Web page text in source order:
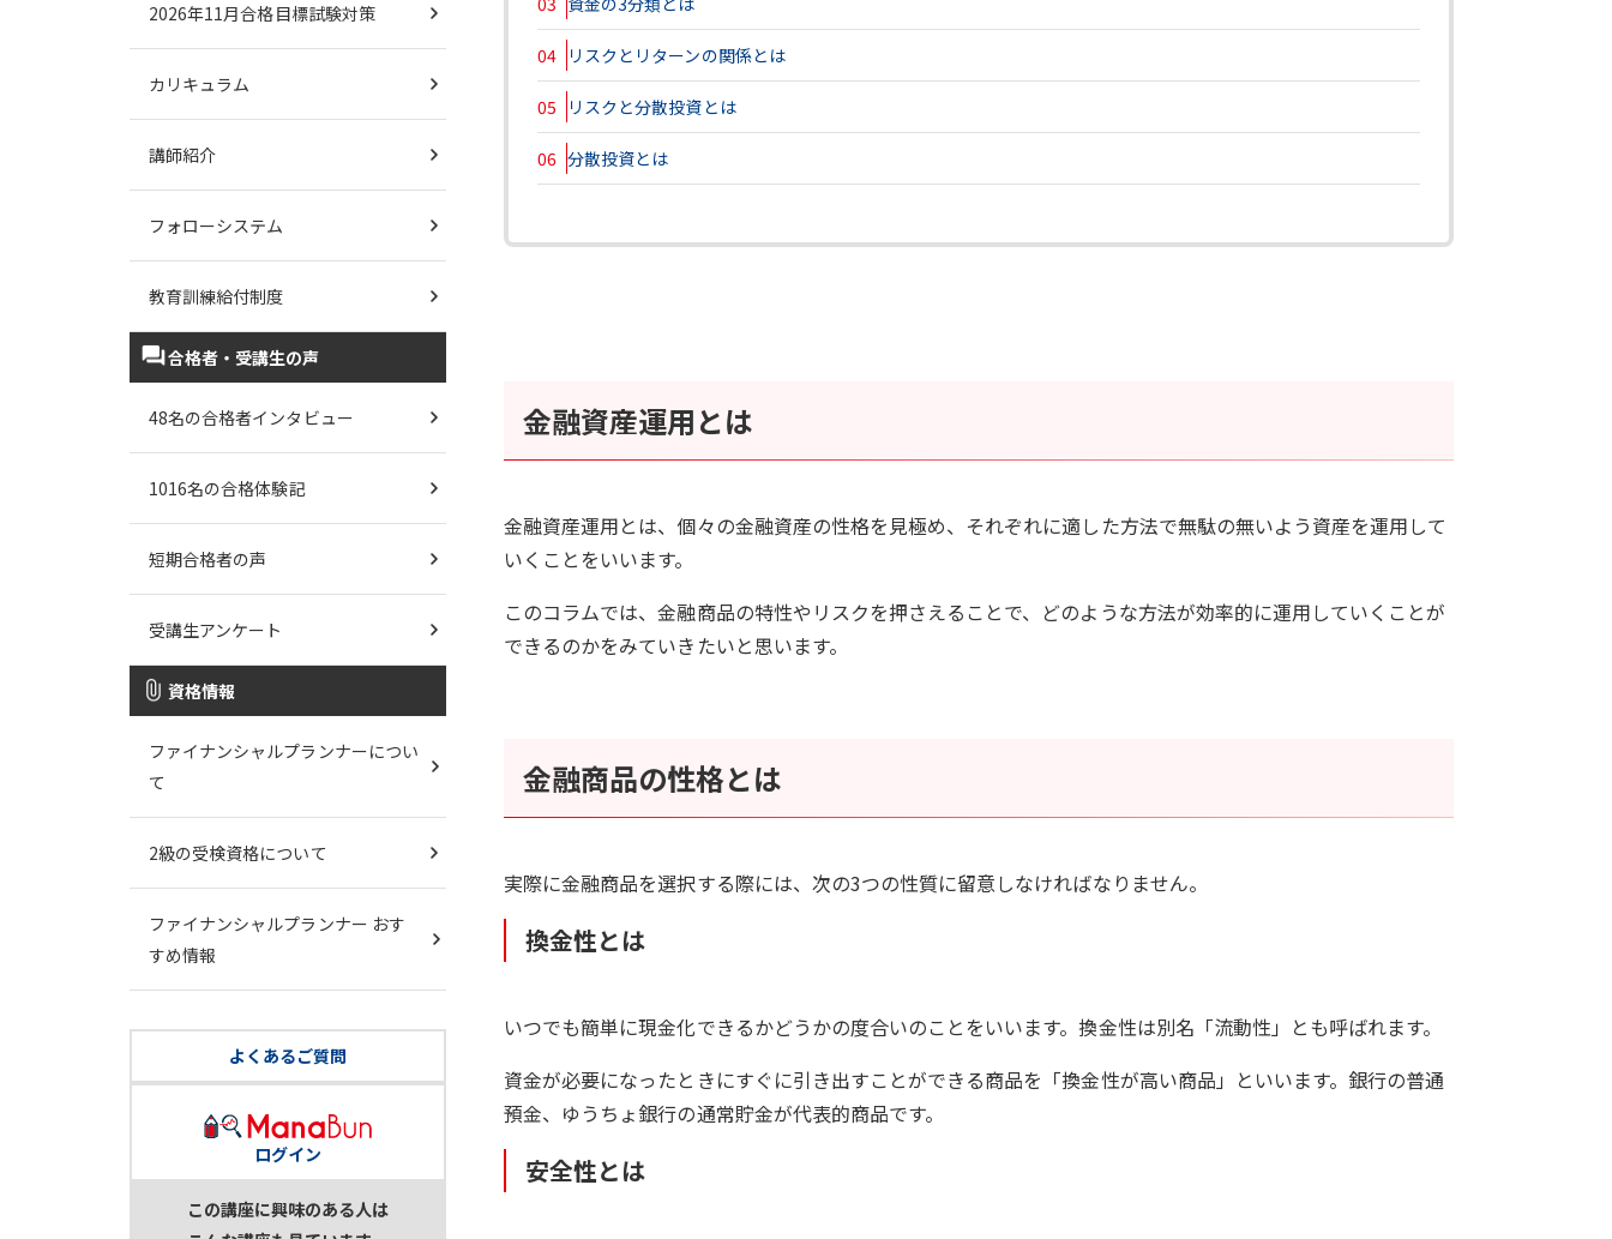
04 リスクとリターンの関係とは
05 リスクと分散投資とは
06 分散投資とは
金融資産運用とは
金融資産運用とは、個々の金融資産の性格を見極め、それぞれに適した方法で無駄の無いよう資産を運用して
いくことをいいます。
このコラムでは、金融商品の特性やリスクを押さえることで、どのような方法が効率的に運用していくことが
できるのかをみていきたいと思います。
金融商品の性格とは
実際に金融商品を選択する際には、次の3つの性質に留意しなければなりません。
換金性とは
いつでも簡単に現金化できるかどうかの度合いのことをいいます。換金性は別名「流動性」とも呼ばれます。
資金が必要になったときにすぐに引き出すことができる商品を「換金性が高い商品」といいます。銀行の普通
預金、ゆうちょ銀行の通常貯金が代表的商品です。
安全性とは
2026年11月合格目標試験対策
カリキュラム
講師紹介
フォローシステム
教育訓練給付制度
合格者・受講生の声
48名の合格者インタビュー
1016名の合格体験記
短期合格者の声
受講生アンケート
資格情報
ファイナンシャルプランナーについ
て
2級の受検資格について
ファイナンシャルプランナー おす
すめ情報
よくあるご質問
ログイン
この講座に興味のある人は